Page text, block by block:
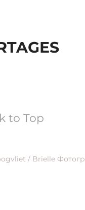
to Top
/ Brielle